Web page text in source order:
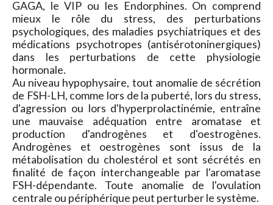
GAGA, le VIP ou les Endorphines. On comprend
mieux le rôle du stress, des perturbations
psychologiques, des maladies psychiatriques et des
médications psychotropes (antisérotoninergiques)
dans les perturbations de cette physiologie
hormonale.
Au niveau hypophysaire, tout anomalie de sécrétion
de FSH-LH, comme lors de la puberté, lors du stress,
d'agression ou lors d'hyperprolactinémie, entraîne
une mauvaise adéquation entre aromatase et
production d'androgènes et d'oestrogènes.
Androgènes et oestrogènes sont issus de la
métabolisation du cholestérol et sont sécrétés en
finalité de façon interchangeable par l'aromatase
FSH-dépendante. Toute anomalie de l'ovulation
centrale ou périphérique peut perturber le système.